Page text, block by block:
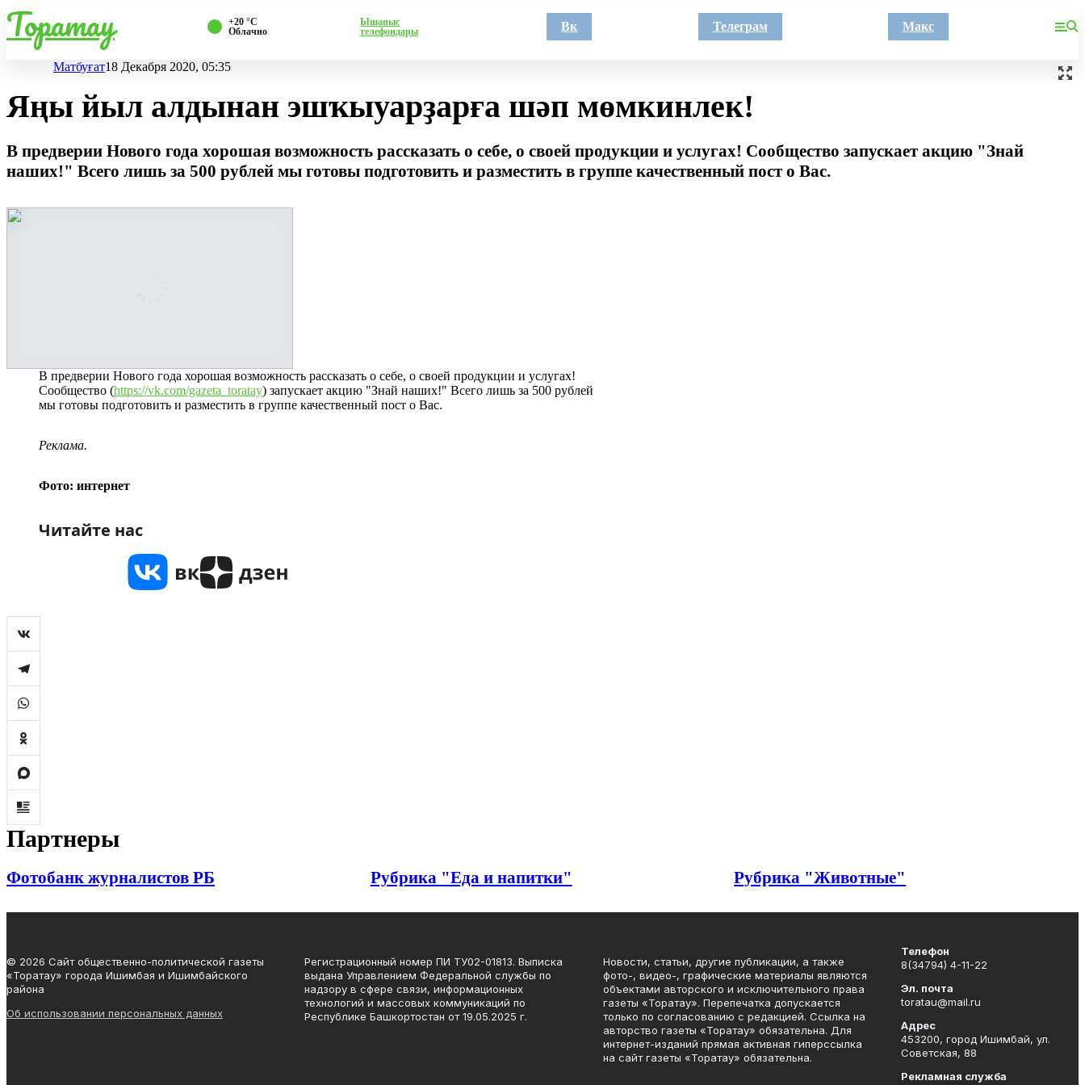
Торатау
+20 °С
Облачно
Ышаныс
телефондары
Вк Телеграм Макс
Матбуғат18 Декабря 2020, 05:35
Яңы йыл алдынан эшҡыуарҙарға шәп мөмкинлек!
В предверии Нового года хорошая возможность рассказать о себе, о своей продукции и услугах! Сообщество запускает акцию "Знай
наших!" Всего лишь за 500 рублей мы готовы подготовить и разместить в группе качественный пост о Вас.
В предверии Нового года хорошая возможность рассказать о себе, о своей продукции и услугах!
Сообщество (https://vk.com/gazeta_toratay) запускает акцию "Знай наших!" Всего лишь за 500 рублей
мы готовы подготовить и разместить в группе качественный пост о Вас.
Реклама.
Фото: интернет
Читайте нас
Партнеры
Фотобанк журналистов РБ Рубрика "Еда и напитки" Рубрика "Животные"
© 2026 Сайт общественно-политической газеты
«Торатау» города Ишимбая и Ишимбайского
района
Об использовании персональных данных
Регистрационный номер ПИ ТУ02-01813. Выписка
выдана Управлением Федеральной службы по
надзору в сфере связи, информационных
технологий и массовых коммуникаций по
Республике Башкортостан от 19.05.2025 г.
Новости, статьи, другие публикации, а также
фото-, видео-, графические материалы являются
объектами авторского и исключительного права
газеты «Торатау». Перепечатка допускается
только по согласованию с редакцией. Ссылка на
авторство газеты «Торатау» обязательна. Для
интернет-изданий прямая активная гиперссылка
на сайт газеты «Торатау» обязательна.
Телефон
8(34794) 4-11-22
Эл. почта
toratau@mail.ru
Адрес
453200, город Ишимбай, ул.
Советская, 88
Рекламная служба